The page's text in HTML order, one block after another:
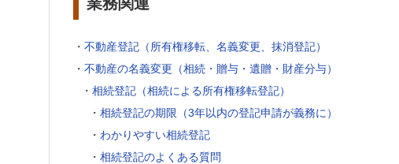
・ 不動産登記（所有権移転、名義変更、抹消登記）
・ 不動産の名義変更（相続・贈与・遺贈・財産分与）
・ 相続登記（相続による所有権移転登記）
・ 相続登記の期限（3年以内の登記申請が義務に）
・ わかりやすい相続登記
・ 相続登記のよくある質問